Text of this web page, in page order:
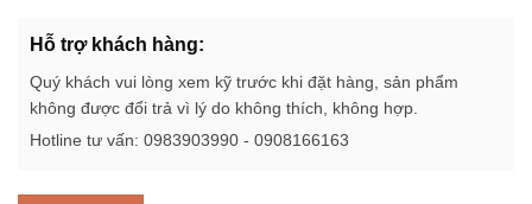
Hỗ trợ khách hàng:
Quý khách vui lòng xem kỹ trước khi đặt hàng, sản phẩm
không được đổi trả vì lý do không thích, không hợp.
Hotline tư vấn: 0983903990 - 0908166163